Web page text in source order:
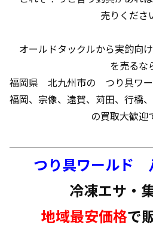
売りくださ
オールドタックルから実釣向
を売るな
福岡県 北九州市の つり具ワー
福岡、宗像、遠賀、苅田、行橋
の買取大歓迎
つり具ワールド
冷凍エサ・
地域最安価格で